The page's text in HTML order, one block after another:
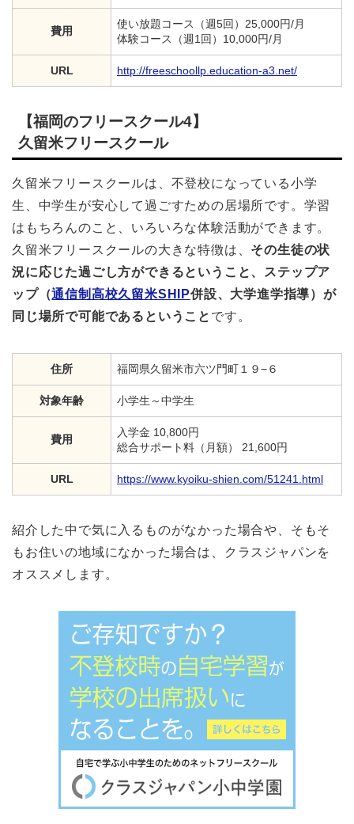
費用
使い放題コース（週5回）25,000円/月
体験コース（週1回）10,000円/月
URL http://freeschoollp.education-a3.net/
【福岡のフリースクール4】
久留米フリースクール
久留米フリースクールは、不登校になっている小学
生、中学生が安心して過ごすための居場所です。学習
はもちろんのこと、いろいろな体験活動ができます。
久留米フリースクールの大きな特徴は、 その生徒の状
況に応じた過ごし方ができるということ、ステップア
ップ（通信制高校久留米SHIP併設、大学進学指導）が
同じ場所で可能であるということ です。
住所 福岡県久留米市六ツ門町１９−６
対象年齢 小学生～中学生
費用
入学金 10,800円
総合サポート料（月額） 21,600円
URL https://www.kyoiku-shien.com/51241.html
紹介した中で気に入るものがなかった場合や、そもそ
もお住いの地域になかった場合は、クラスジャパンを
オススメします。